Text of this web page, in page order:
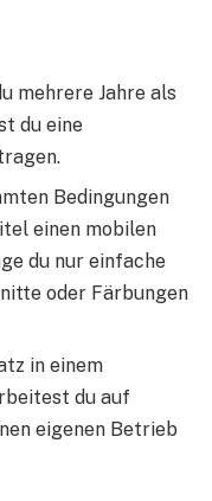
mehrere Jahre als
du eine
Bedingungen
einen mobilen
du nur einfache
oder Färbungen
in einem
du auf
eigenen Betrieb